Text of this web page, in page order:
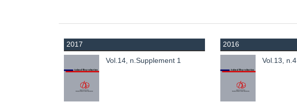
2017
Vol.14, n.Supplement 1
2016
Vol.13, n.4